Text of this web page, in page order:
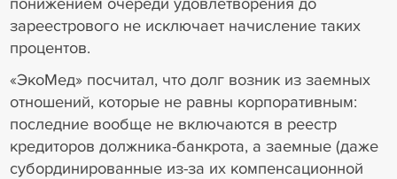
зареестрового не исключает начисление таких
процентов.
«ЭкоМед» посчитал, что долг возник из заемных
отношений, которые не равны корпоративным:
последние вообще не включаются в реестр
кредиторов должника-банкрота, а заемные (даже
субординированные из-за их компенсационной